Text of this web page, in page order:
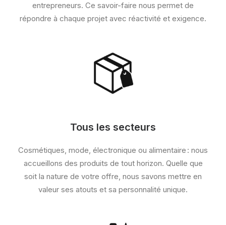
entrepreneurs. Ce savoir-faire nous permet de
répondre à chaque projet avec réactivité et exigence.
Tous les secteurs
Cosmétiques, mode, électronique ou alimentaire : nous
accueillons des produits de tout horizon. Quelle que
soit la nature de votre offre, nous savons mettre en
valeur ses atouts et sa personnalité unique.